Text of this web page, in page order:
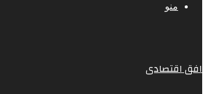
منو
افق اقتصادی